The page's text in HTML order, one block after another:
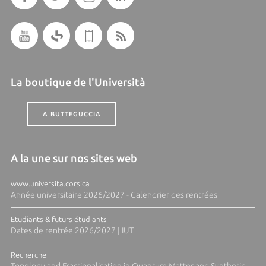
La boutique de l'Università
A BUTTEGUCCIA
A la une sur nos sites web
www.universita.corsica
Année universitaire 2026/2027 - Calendrier des rentrées
Etudiants & futurs étudiants
Dates de rentrée 2026/2027 | IUT
Recherche